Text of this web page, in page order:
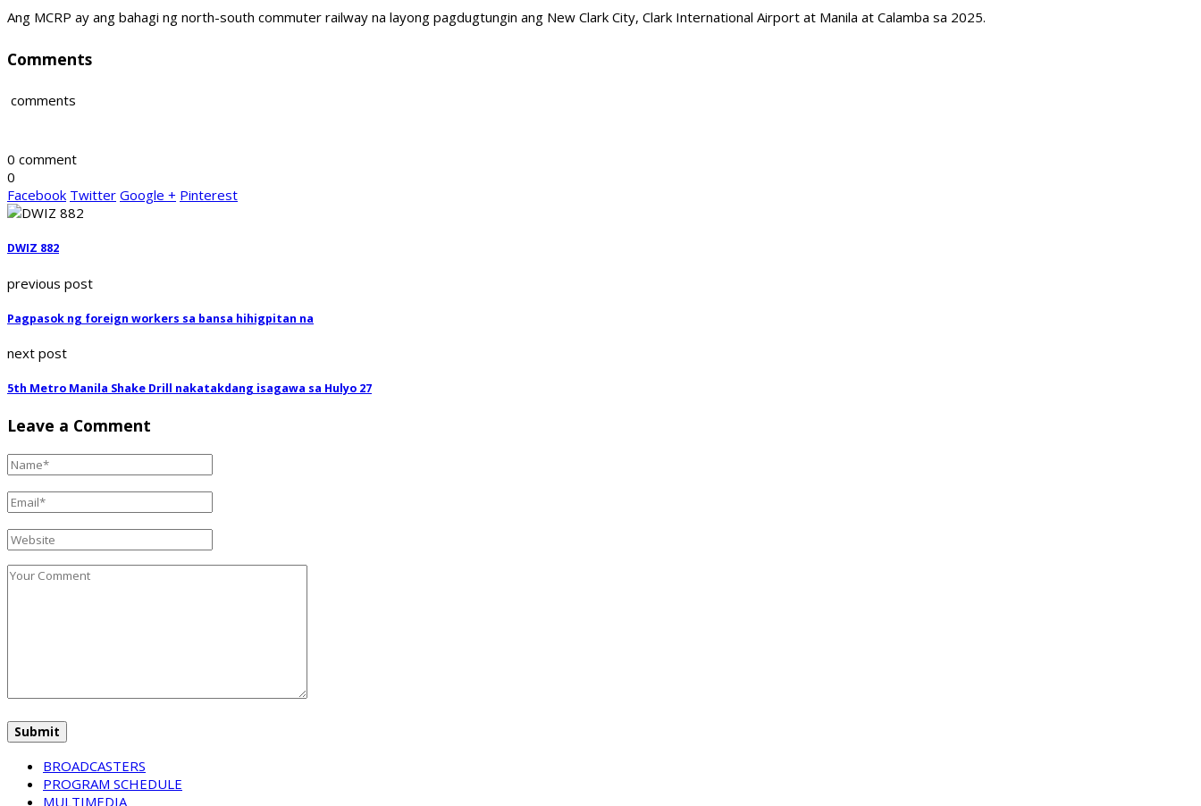
Ang MCRP ay ang bahagi ng north-south commuter railway na layong pagdugtungin ang New Clark City, Clark International Airport at Manila at Calamba sa 2025.
Comments
comments
0 comment
0
Facebook Twitter Google + Pinterest
DWIZ 882
previous post
Pagpasok ng foreign workers sa bansa hihigpitan na
next post
5th Metro Manila Shake Drill nakatakdang isagawa sa Hulyo 27
Leave a Comment
BROADCASTERS
PROGRAM SCHEDULE
MULTIMEDIA